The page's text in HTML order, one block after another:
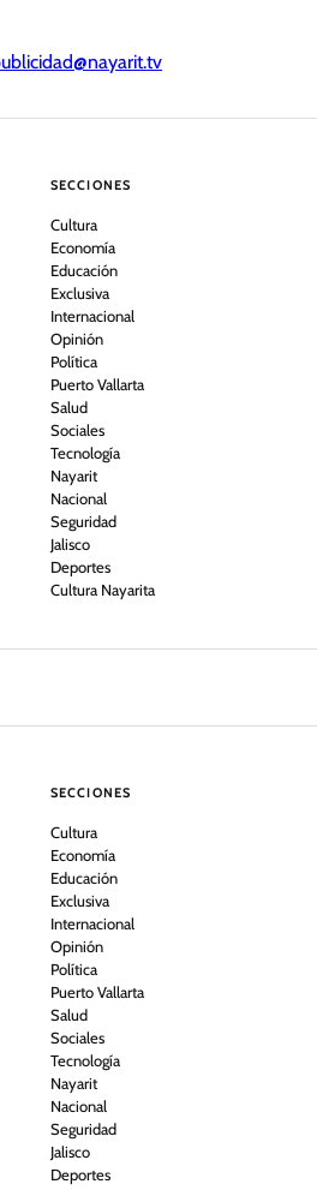
SECCIONES
Cultura
Economía
Educación
Exclusiva
Internacional
Opinión
Política
Puerto Vallarta
Salud
Sociales
Tecnología
Nayarit
Nacional
Seguridad
Jalisco
Deportes
Cultura Nayarita
SECCIONES
Cultura
Economía
Educación
Exclusiva
Internacional
Opinión
Política
Puerto Vallarta
Salud
Sociales
Tecnología
Nayarit
Nacional
Seguridad
Jalisco
Deportes